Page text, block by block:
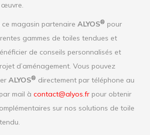
œuvre.
magasin partenaire ALYOS® pour
gammes de toiles tendues et
de conseils personnalisés et
d’aménagement. Vous pouvez
ALYOS® directement par téléphone au
mail à contact@alyos.fr pour obtenir
sur nos solutions de toile